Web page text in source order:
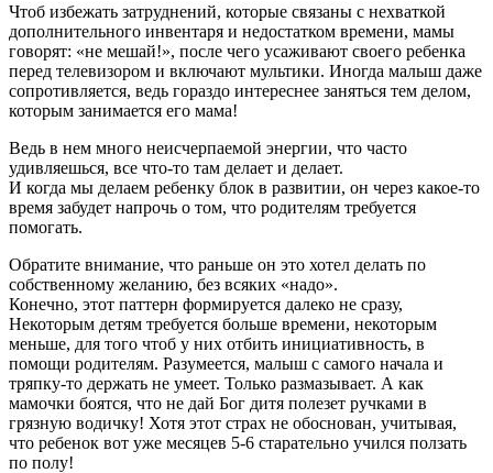
Чтоб избежать затруднений, которые связаны с нехваткой
дополнительного инвентаря и недостатком времени, мамы
говорят: «не мешай!», после чего усаживают своего ребенка
перед телевизором и включают мультики. Иногда малыш даже
сопротивляется, ведь гораздо интереснее заняться тем делом,
которым занимается его мама!
Ведь в нем много неисчерпаемой энергии, что часто
удивляешься, все что-то там делает и делает.
И когда мы делаем ребенку блок в развитии, он через какое-то
время забудет напрочь о том, что родителям требуется
помогать.
Обратите внимание, что раньше он это хотел делать по
собственному желанию, без всяких «надо».
Конечно, этот паттерн формируется далеко не сразу,
Некоторым детям требуется больше времени, некоторым
меньше, для того чтоб у них отбить инициативность, в
помощи родителям. Разумеется, малыш с самого начала и
тряпку-то держать не умеет. Только размазывает. А как
мамочки боятся, что не дай Бог дитя полезет ручками в
грязную водичку! Хотя этот страх не обоснован, учитывая,
что ребенок вот уже месяцев 5-6 старательно учился ползать
по полу!